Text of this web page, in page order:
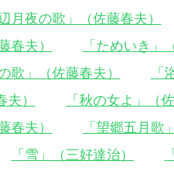
辺月夜の歌」（佐藤春夫）
春夫）
「ためいき」
歌」（佐藤春夫）
「
）
「秋の女よ」（
春夫）
「望郷五月歌
「雪」（三好達治）